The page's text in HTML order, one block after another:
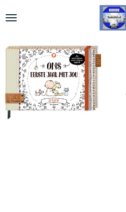
direct
de
hoofdinhoud